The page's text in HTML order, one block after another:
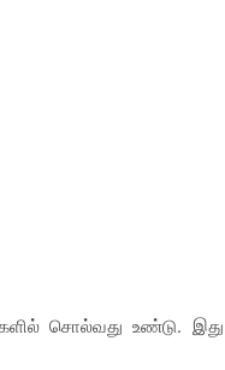
சொல்வது உண்டு. இது